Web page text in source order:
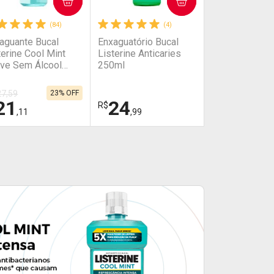
(84)
Bucal
Cool Mint
Sem Álcool
,11
23% OFF
(4)
Enxaguatório Bucal
Listerine Anticaries
250ml
R$24,99